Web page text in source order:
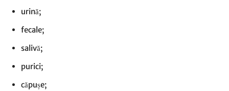
urină;
fecale;
salivă;
purici;
căpușe;